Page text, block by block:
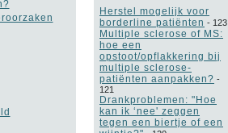
Herstel mogelijk voor
borderline patiënten - 123
Multiple sclerose of MS:
hoe een
opstoot/opflakkering bij
multiple sclerose-
patiënten aanpakken? -
121
Drankproblemen: "Hoe
kan ik ‘nee' zeggen
tegen een biertje of een